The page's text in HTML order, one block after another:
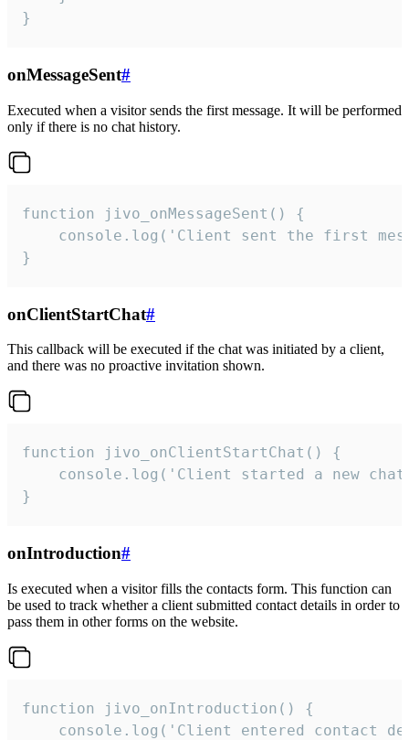
}
onMessageSent#
Executed when a visitor sends the first message. It will be performed
only if there is no chat history.
function jivo_onMessageSent() {
console.log('Client sent the first
}
onClientStartChat#
This callback will be executed if the chat was initiated by a client,
and there was no proactive invitation shown.
function jivo_onClientStartChat() {
console.log('Client started a new
}
onIntroduction#
Is executed when a visitor fills the contacts form. This function can
be used to track whether a client submitted contact details in order to
pass them in other forms on the website.
function jivo_onIntroduction() {
console.log('Client entered contact